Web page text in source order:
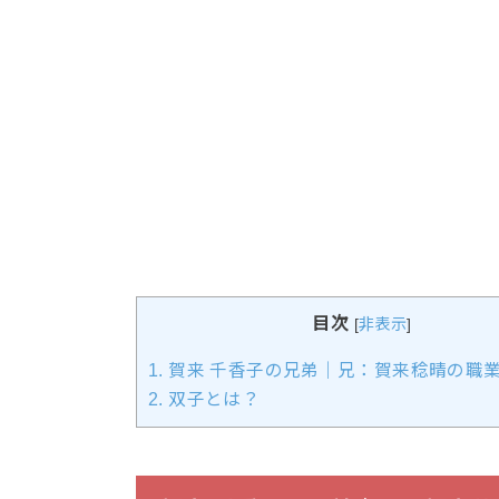
目次 [非表示]
1. 賀来 千香子の兄弟｜兄：賀来稔晴の職
2. 双子とは？